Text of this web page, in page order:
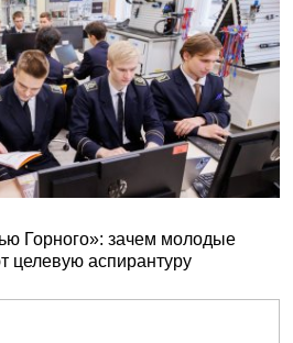
Горного»: зачем молодые
целевую аспирантуру